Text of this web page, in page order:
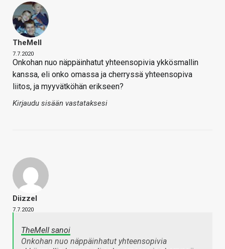
TheMeII
7.7.2020
Onkohan nuo näppäinhatut yhteensopivia ykkösmallin
kanssa, eli onko omassa ja cherryssä yhteensopiva
liitos, ja myyvätköhän erikseen?
Kirjaudu sisään vastataksesi
Diizzel
7.7.2020
TheMeII sanoi
Onkohan nuo näppäinhatut yhteensopivia